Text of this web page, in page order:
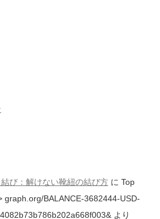
び：解けない靴紐の結び方 に Top
graph.org/BALANCE-3682444-USD-
より